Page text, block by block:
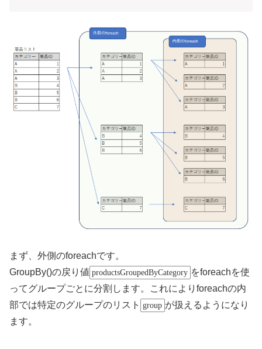
まず、外側のforeachです。
GroupBy()の戻り値 productsGroupedByCategory をforeachを使
ってグループごとに分割します。これによりforeachの内
部では特定のグループのリスト group が扱えるようになり
ます。